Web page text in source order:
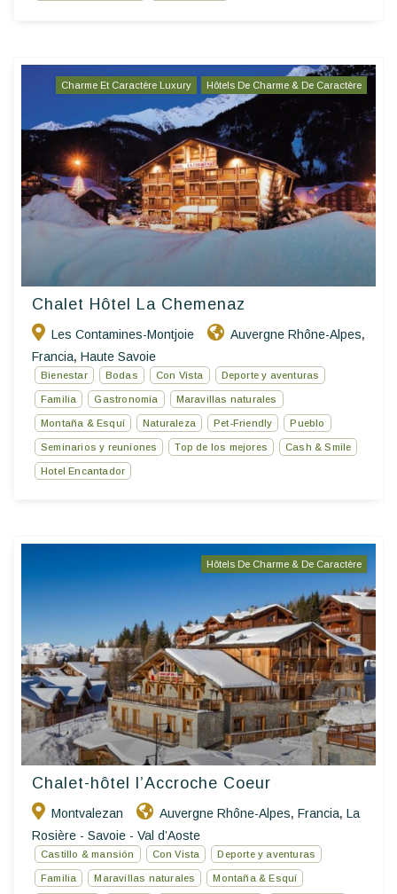
Charme Et Caractère Luxury Hôtels De Charme & De Caractère
Chalet Hôtel La Chemenaz
Les Contamines-Montjoie Auvergne Rhône-Alpes,
Francia, Haute Savoie
Bienestar Bodas Con Vista Deporte y aventuras
Familia Gastronomía Maravillas naturales
Montaña & Esquí Naturaleza Pet-Friendly Pueblo
Seminarios y reuniones Top de los mejores Cash & Smile
Hotel Encantador
Hôtels De Charme & De Caractère
Chalet-hôtel l’Accroche Coeur
Montvalezan Auvergne Rhône-Alpes, Francia, La
Rosière - Savoie - Val d’Aoste
Castillo & mansión Con Vista Deporte y aventuras
Familia Maravillas naturales Montaña & Esquí